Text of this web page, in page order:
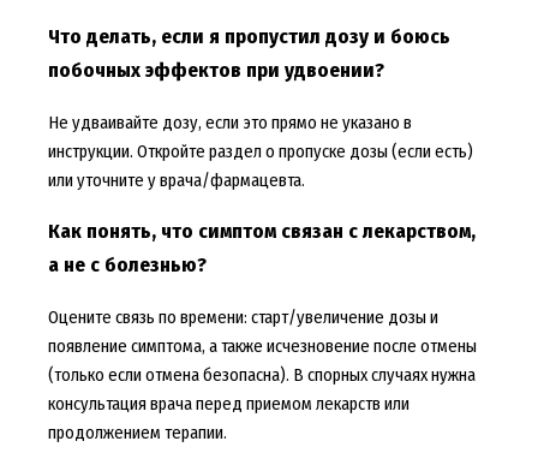
Что делать, если я пропустил дозу и боюсь
побочных эффектов при удвоении?
Не удваивайте дозу, если это прямо не указано в
инструкции. Откройте раздел о пропуске дозы (если есть)
или уточните у врача/фармацевта.
Как понять, что симптом связан с лекарством,
а не с болезнью?
Оцените связь по времени: старт/увеличение дозы и
появление симптома, а также исчезновение после отмены
(только если отмена безопасна). В спорных случаях нужна
консультация врача перед приемом лекарств или
продолжением терапии.